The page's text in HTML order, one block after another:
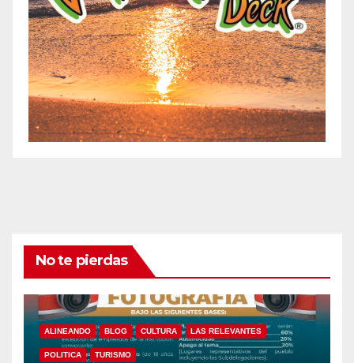
No te pierdas
ALINEANDO BLOG CULTURA LAS RELEVANTES
POLITICA TURISMO